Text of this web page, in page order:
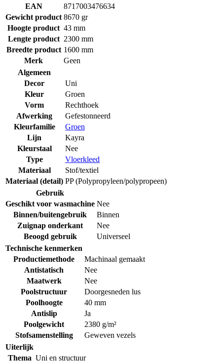
EAN
8717003476634
Gewicht product 8670 gr
Hoogte product 43 mm
Lengte product 2300 mm
Breedte product 1600 mm
Merk
Geen
Algemeen
Decor
Uni
Kleur
Groen
Vorm
Rechthoek
Afwerking
Gefestonneerd
Kleurfamilie
Groen
Lijn
Kayra
Kleurstaal
Nee
Type
Vloerkleed
Materiaal
Stof/textiel
Materiaal (detail) PP (Polypropyleen/polypropeen)
Gebruik
Geschikt voor wasmachine Nee
Binnen/buitengebruik
Binnen
Zuignap onderkant
Nee
Beoogd gebruik
Universeel
Technische kenmerken
Productiemethode
Machinaal gemaakt
Antistatisch
Nee
Maatwerk
Nee
Poolstructuur
Doorgesneden lus
Poolhoogte
40 mm
Antislip
Ja
Poolgewicht
2380 g/m²
Stofsamenstelling
Geweven vezels
Uiterlijk
Thema Uni en structuur